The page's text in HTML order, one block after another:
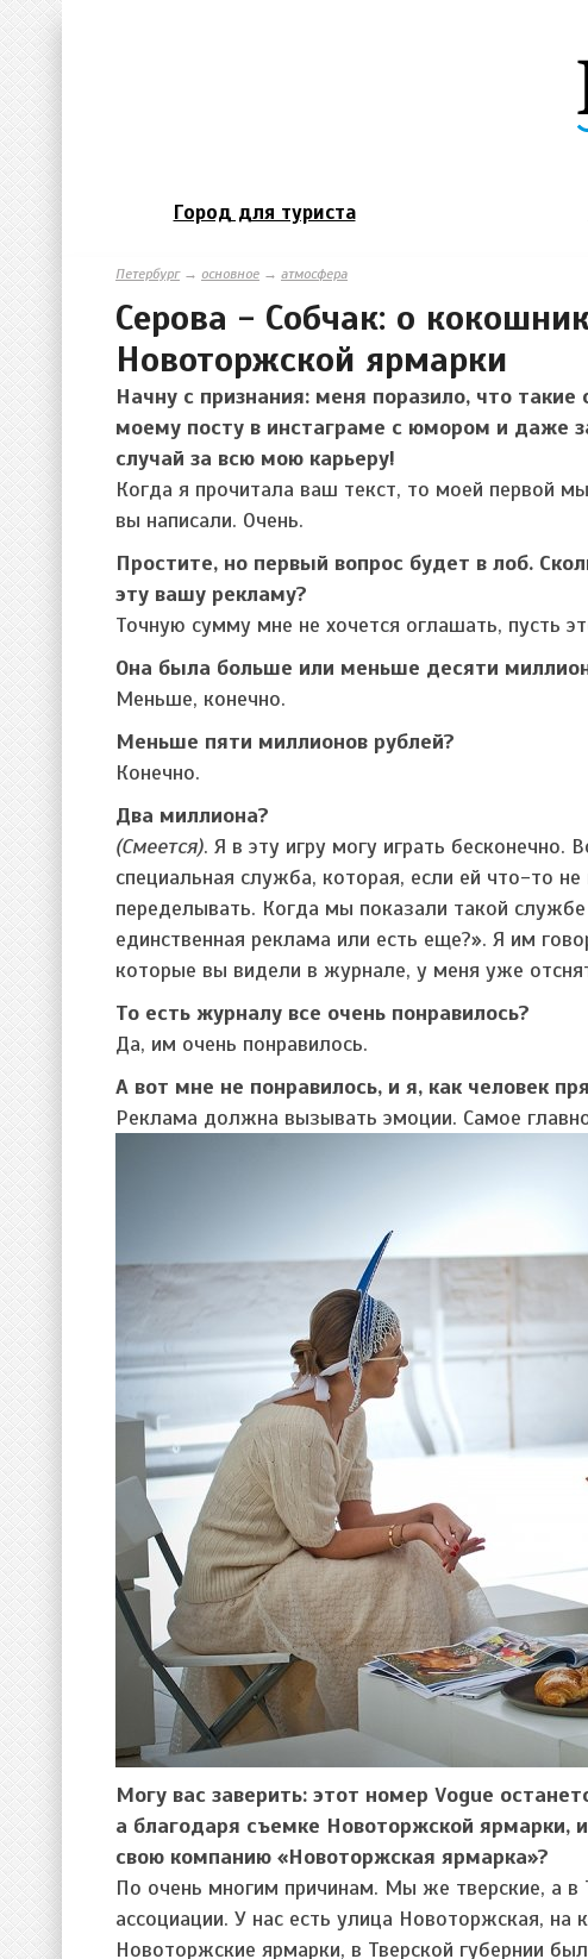
Город для туриста
Петербург→ основное → атмосфера
Серова - Собчак: о
Новоторжской ярмарки
Начну с признания: меня поразило, что
моему посту в инстаграме с юмором и даже
случай за всю мою карьеру!
Когда я прочитала ваш текст, то моей первой
вы написали. Очень.
Простите, но первый вопрос будет в лоб.
эту вашу рекламу?
Точную сумму мне не хочется оглашать, пусть
Она была больше или меньше десяти
Меньше, конечно.
Меньше пяти миллионов рублей?
Конечно.
Два миллиона?
(Смеется). Я в эту игру могу играть
специальная служба, которая, если ей что-то
переделывать. Когда мы показали такой
единственная реклама или есть еще?». Я им
которые вы видели в журнале, у меня уже
То есть журналу все очень понравилось?
Да, им очень понравилось.
А вот мне не понравилось, и я, как человек
Реклама должна вызывать эмоции. Самое
Могу вас заверить: этот номер Vogue
а благодаря съемке Новоторжской ярмарки,
свою компанию «Новоторжская ярмарка»?
По очень многим причинам. Мы же тверские, а
ассоциации. У нас есть улица Новоторжская,
Новоторжские ярмарки, в Тверской губернии